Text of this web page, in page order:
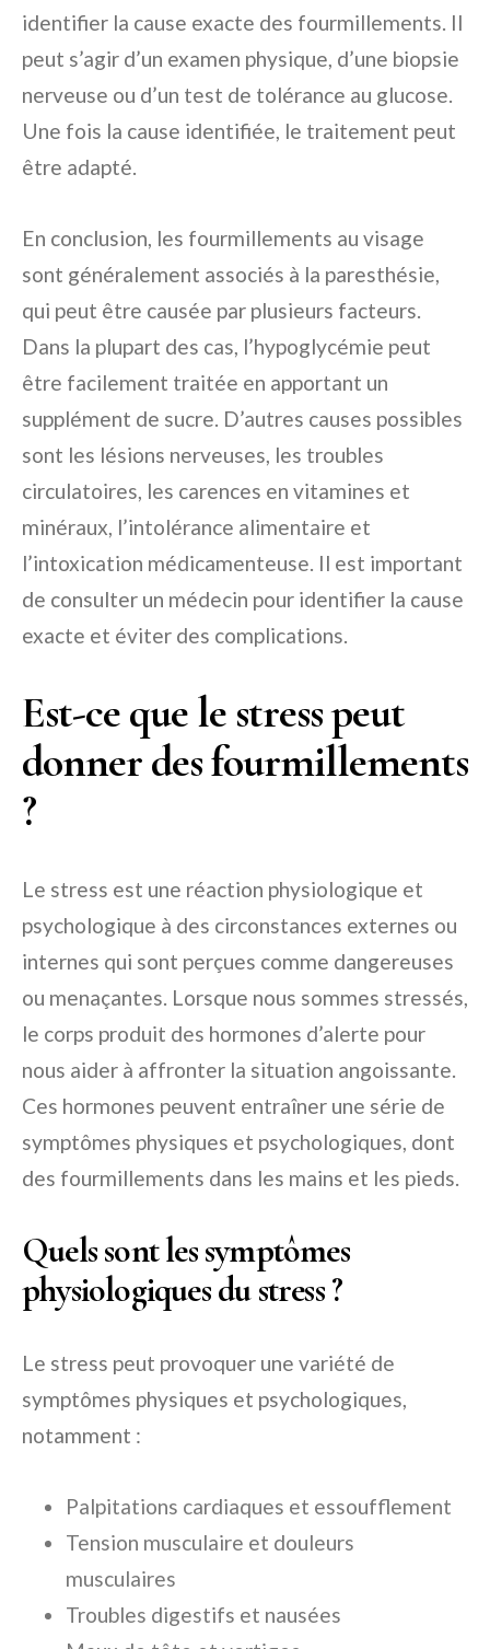
identifier la cause exacte des fourmillements. Il
peut s’agir d’un examen physique, d’une biopsie
nerveuse ou d’un test de tolérance au glucose.
Une fois la cause identifiée, le traitement peut
être adapté.
En conclusion, les fourmillements au visage
sont généralement associés à la paresthésie,
qui peut être causée par plusieurs facteurs.
Dans la plupart des cas, l’hypoglycémie peut
être facilement traitée en apportant un
supplément de sucre. D’autres causes possibles
sont les lésions nerveuses, les troubles
circulatoires, les carences en vitamines et
minéraux, l’intolérance alimentaire et
l’intoxication médicamenteuse. Il est important
de consulter un médecin pour identifier la cause
exacte et éviter des complications.
Est-ce que le stress peut
donner des fourmillements
?
Le stress est une réaction physiologique et
psychologique à des circonstances externes ou
internes qui sont perçues comme dangereuses
ou menaçantes. Lorsque nous sommes stressés,
le corps produit des hormones d’alerte pour
nous aider à affronter la situation angoissante.
Ces hormones peuvent entraîner une série de
symptômes physiques et psychologiques, dont
des fourmillements dans les mains et les pieds.
Quels sont les symptômes
physiologiques du stress ?
Le stress peut provoquer une variété de
symptômes physiques et psychologiques,
notamment :
Palpitations cardiaques et essoufflement
Tension musculaire et douleurs
musculaires
Troubles digestifs et nausées